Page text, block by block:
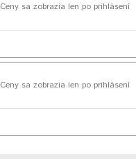
Ceny sa zobrazia len po prihlásení
Ceny sa zobrazia len po prihlásení